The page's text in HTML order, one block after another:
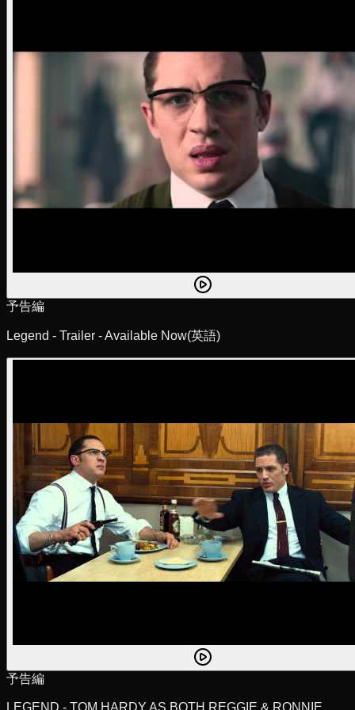
予告編
Legend - Trailer - Available Now(英語)
予告編